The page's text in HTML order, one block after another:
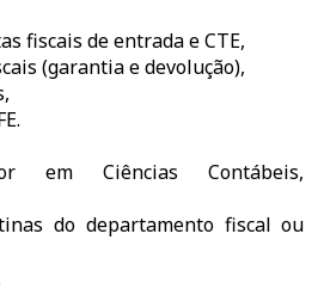
fiscais de entrada e CTE,
(garantia e devolução),
em Ciências Contábeis,
do departamento fiscal ou